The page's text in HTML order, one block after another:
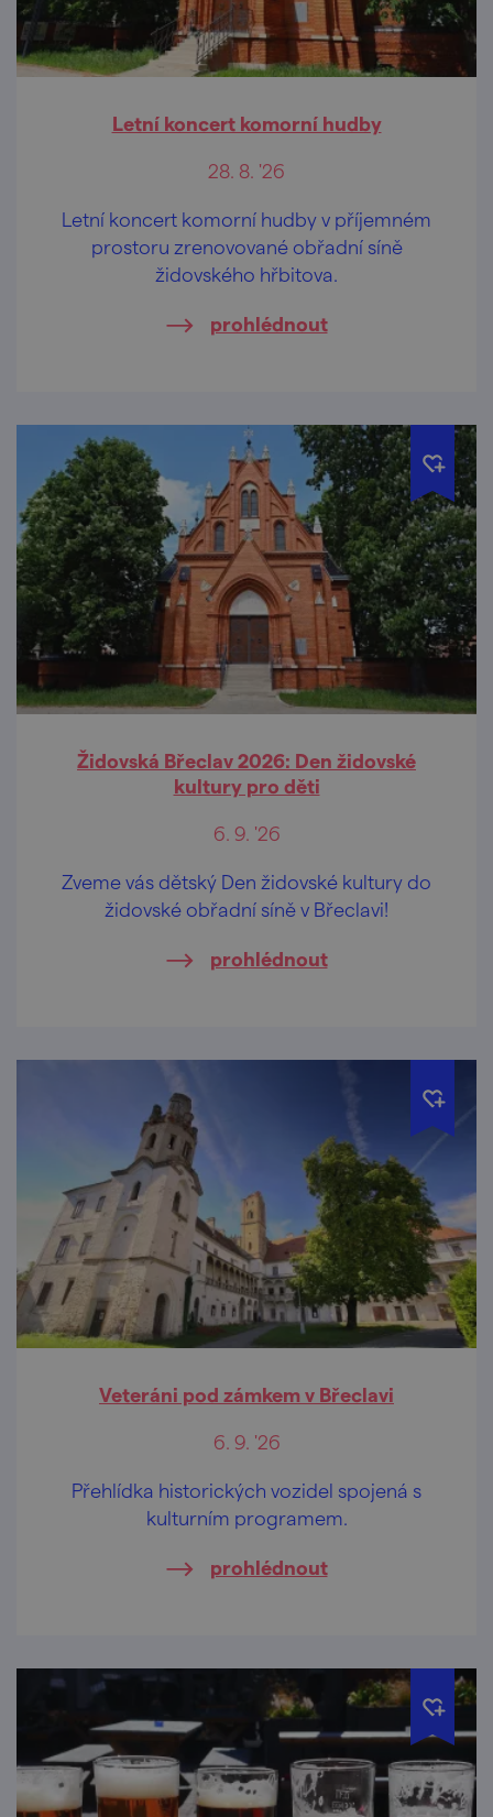
Letní koncert komorní hudby
28. 8. '26
Letní koncert komorní hudby v příjemném
prostoru zrenovované obřadní síně
židovského hřbitova.
prohlédnout
Židovská Břeclav 2026: Den židovské
kultury pro děti
6. 9. '26
Zveme vás dětský Den židovské kultury do
židovské obřadní síně v Břeclavi!
prohlédnout
Veteráni pod zámkem v Břeclavi
6. 9. '26
Přehlídka historických vozidel spojená s
kulturním programem.
prohlédnout